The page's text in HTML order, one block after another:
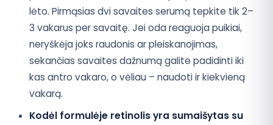
lėto. Pirmąsias dvi savaites serumą tepkite tik 2–
3 vakarus per savaitę. Jei oda reaguoja puikiai,
neryškėja joks raudonis ar pleiskanojimas,
sekančias savaites dažnumą galite padidinti iki
kas antro vakaro, o vėliau – naudoti ir kiekvieną
vakarą.
Kodėl formulėje retinolis yra sumaišytas su